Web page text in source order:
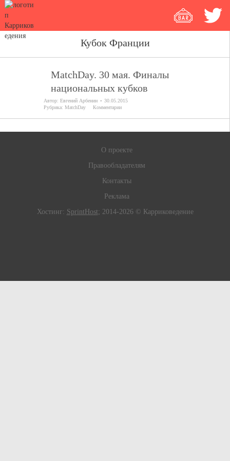
Кубок Франции
MatchDay. 30 мая. Финалы
национальных кубков
Автор: Евгений Арбенин
30.05.2015
Рубрика: MatchDay Комментарии
О проекте
Правообладателям
Контакты
Реклама
Хостинг: SprintHost; 2014-2026 © Карриковедение